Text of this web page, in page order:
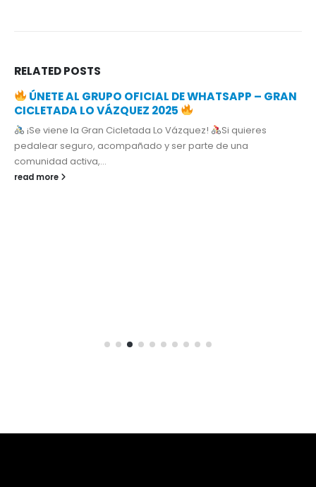
RELATEDPOSTS
ÚNETE AL GRUPO OFICIAL DE WHATSAPP – GRAN
CICLETADA LO VÁZQUEZ 2025
¡Se viene la Gran Cicletada Lo Vázquez!
Si quieres
pedalear seguro, acompañado y ser parte de una
comunidad activa,...
read more